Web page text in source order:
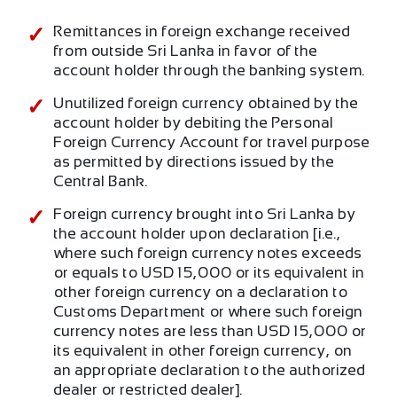
Remittances in foreign exchange received
from outside Sri Lanka in favor of the
account holder through the banking system.
Unutilized foreign currency obtained by the
account holder by debiting the Personal
Foreign Currency Account for travel purpose
as permitted by directions issued by the
Central Bank.
Foreign currency brought into Sri Lanka by
the account holder upon declaration [i.e.,
where such foreign currency notes exceeds
or equals to USD 15,000 or its equivalent in
other foreign currency on a declaration to
Customs Department or where such foreign
currency notes are less than USD 15,000 or
its equivalent in other foreign currency, on
an appropriate declaration to the authorized
dealer or restricted dealer].